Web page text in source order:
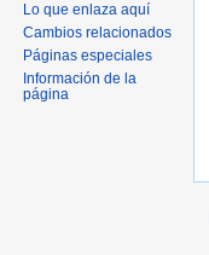
Lo que enlaza aquí
Cambios relacionados
Páginas especiales
Información de la
página